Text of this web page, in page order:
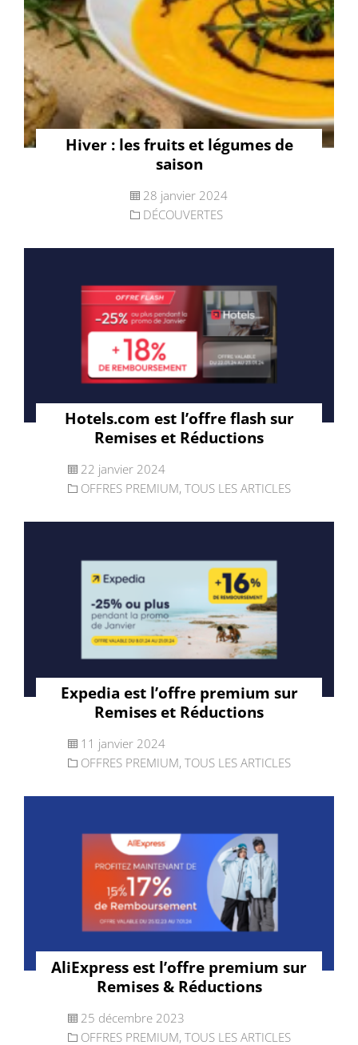
Hiver : les fruits et légumes de
saison
28 janvier 2024
DÉCOUVERTES
Hotels.com est l’offre flash sur
Remises et Réductions
22 janvier 2024
OFFRES PREMIUM, TOUS LES ARTICLES
Expedia est l’offre premium sur
Remises et Réductions
11 janvier 2024
OFFRES PREMIUM, TOUS LES ARTICLES
AliExpress est l’offre premium sur
Remises & Réductions
25 décembre 2023
OFFRES PREMIUM, TOUS LES ARTICLES